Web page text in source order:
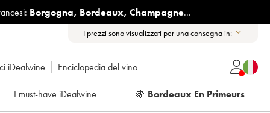
Borgogna, Bordeaux, Champagne...
I prezzi sono visualizzati per una consegna in:
iDealwine Enciclopedia del vino
I must-have iDealwine 🍇 Bordeaux En Primeurs